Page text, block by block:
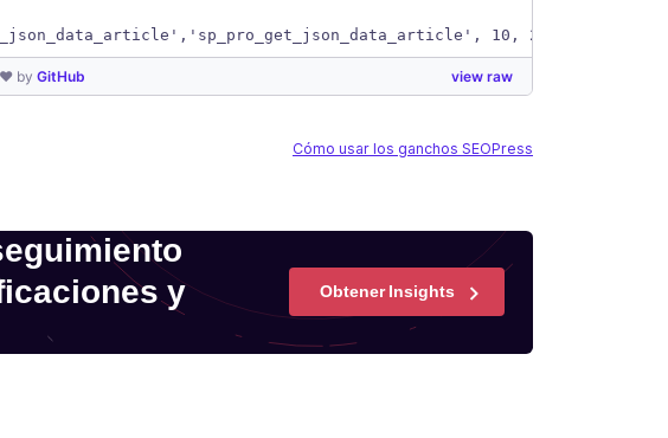
10, 2);
view raw
by GitHub
Cómo usar los ganchos SEOPress
y
Obtener Insights